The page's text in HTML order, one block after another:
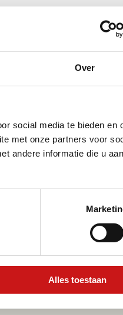
Over
social media te bieden en
met onze partners voor
andere informatie die u
Alles toestaan